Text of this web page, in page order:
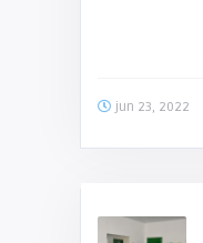
jun 23, 2022